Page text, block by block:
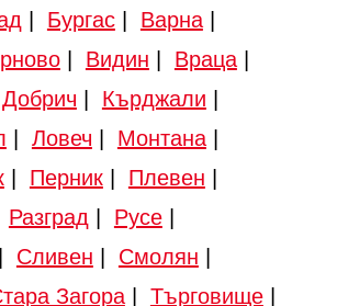
Бургас| Варна|
| Видин Враца|
Добрич Кърджали
Ловеч Монтана|
| Перник| Плевен
Разград Русе|
Сливен Смолян
Загора| Търговище|